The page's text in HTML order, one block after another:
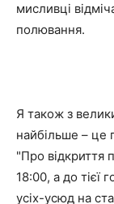
мисливці
полювання.
Я також з
найбільше – це
"Про відкриття
18:00, а до тієї
усіх-усюд на